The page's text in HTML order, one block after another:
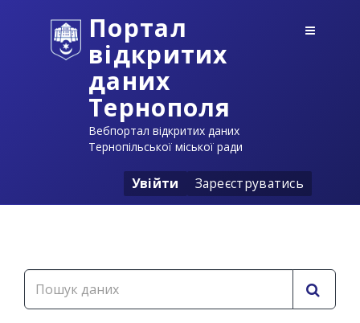
Портал
відкритих
даних
Тернополя
Вебпортал відкритих даних
Тернопільської міської ради
Увійти Зареєструватись